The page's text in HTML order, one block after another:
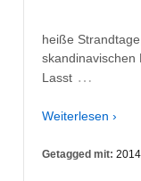
heiße
skandinavischen
Lasst …
Weiterlesen ›
Getagged mit: 2014